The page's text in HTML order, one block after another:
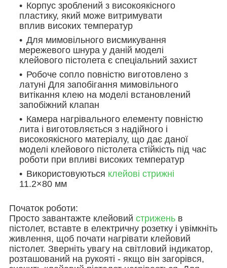
Корпус зроблений з високоякісного
пластику, який може витримувати
вплив високих температур
Для мимовільного висмикування
мережевого шнура у даній моделі
клейового пістолета є спеціальний захист
Робоче сопло повністю виготовлено з
латуні Для запобігання мимовільного
витікання клею на моделі встановлений
запобіжний клапан
Камера нагрівального елементу повністю
лита і виготовляється з надійного і
високоякісного матеріалу, що дає даної
моделі клейового пістолета стійкість під час
роботи при впливі високих температур
Використовуються клейові стрижні
11.2×80 мм
Початок роботи:
Просто завантажте клейовий стрижень в
пістолет, вставте в електричну розетку і увімкніть
живлення, щоб почати нагрівати клейовий
пістолет. Зверніть увагу на світловий індикатор,
розташований на рукояті - якщо він загорівся,